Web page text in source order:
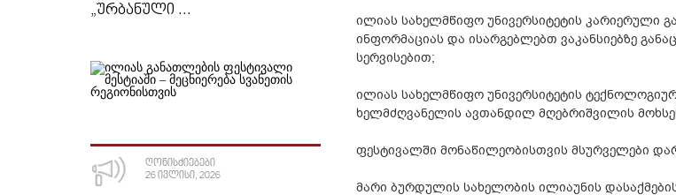
„ᲣᲠᲑᲐᲜᲣᲚᲘ ...
ᲦᲝᲜᲘᲡᲫᲘᲔᲑᲔᲑᲘ
26 ᲘᲕᲚᲘᲡᲘ, 2026
ილიას სახელმწიფო უნივერსიტეტის კარიერული
ინფორმაციას და ისარგებლებთ ვაკანსიებზე
სერვისებით;
ილიას სახელმწიფო უნივერსიტეტის
ხელმძღვანელის ავთანდილ მღებრიშვილის
ფესტივალში მონაწილეობისთვის მსურველები
მარი ბურდულის სახელობის ილიაუნის